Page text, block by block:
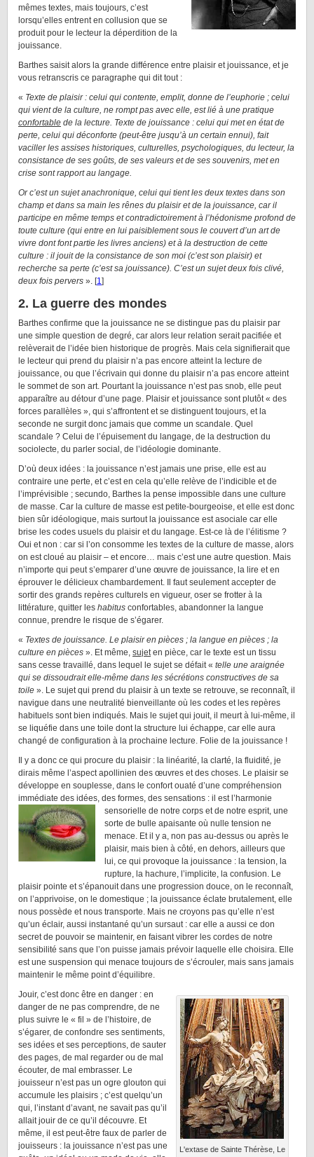
mêmes textes, mais toujours, c’est
lorsqu’elles entrent en collusion que se
produit pour le lecteur la déperdition de la
jouissance.
Barthes saisit alors la grande différence entre plaisir et jouissance, et je
vous retranscris ce paragraphe qui dit tout :
« Texte de plaisir : celui qui contente, emplit, donne de l’euphorie ; celui
qui vient de la culture, ne rompt pas avec elle, est lié à une pratique
confortable de la lecture. Texte de jouissance : celui qui met en état de
perte, celui qui déconforte (peut-être jusqu’à un certain ennui), fait
vaciller les assises historiques, culturelles, psychologiques, du lecteur, la
consistance de ses goûts, de ses valeurs et de ses souvenirs, met en
crise sont rapport au langage.
Or c’est un sujet anachronique, celui qui tient les deux textes dans son
champ et dans sa main les rênes du plaisir et de la jouissance, car il
participe en même temps et contradictoirement à l’hédonisme profond de
toute culture (qui entre en lui paisiblement sous le couvert d’un art de
vivre dont font partie les livres anciens) et à la destruction de cette
culture : il jouit de la consistance de son moi (c’est son plaisir) et
recherche sa perte (c’est sa jouissance). C’est un sujet deux fois clivé,
deux fois pervers ». [1]
2. La guerre des mondes
Barthes confirme que la jouissance ne se distingue pas du plaisir par
une simple question de degré, car alors leur relation serait pacifiée et
relèverait de l’idée bien historique de progrès. Mais cela signifierait que
le lecteur qui prend du plaisir n’a pas encore atteint la lecture de
jouissance, ou que l’écrivain qui donne du plaisir n’a pas encore atteint
le sommet de son art. Pourtant la jouissance n’est pas snob, elle peut
apparaître au détour d’une page. Plaisir et jouissance sont plutôt « des
forces parallèles », qui s’affrontent et se distinguent toujours, et la
seconde ne surgit donc jamais que comme un scandale. Quel
scandale ? Celui de l’épuisement du langage, de la destruction du
sociolecte, du parler social, de l’idéologie dominante.
D’où deux idées : la jouissance n’est jamais une prise, elle est au
contraire une perte, et c’est en cela qu’elle relève de l’indicible et de
l’imprévisible ; secundo, Barthes la pense impossible dans une culture
de masse. Car la culture de masse est petite-bourgeoise, et elle est donc
bien sûr idéologique, mais surtout la jouissance est asociale car elle
brise les codes usuels du plaisir et du langage. Est-ce là de l’élitisme ?
Oui et non : car si l’on consomme les textes de la culture de masse, alors
on est cloué au plaisir – et encore… mais c’est une autre question. Mais
n’importe qui peut s’emparer d’une œuvre de jouissance, la lire et en
éprouver le délicieux chambardement. Il faut seulement accepter de
sortir des grands repères culturels en vigueur, oser se frotter à la
littérature, quitter les habitus confortables, abandonner la langue
connue, prendre le risque de s’égarer.
« Textes de jouissance. Le plaisir en pièces ; la langue en pièces ; la
culture en pièces ». Et même, sujeten pièce, car le texte est un tissu
sans cesse travaillé, dans lequel le sujet se défait « telle une araignée
qui se dissoudrait elle-même dans les sécrétions constructives de sa
toile ». Le sujet qui prend du plaisir à un texte se retrouve, se reconnaît, il
navigue dans une neutralité bienveillante où les codes et les repères
habituels sont bien indiqués. Mais le sujet qui jouit, il meurt à lui-même, il
se liquéfie dans une toile dont la structure lui échappe, car elle aura
changé de configuration à la prochaine lecture. Folie de la jouissance !
Il y a donc ce qui procure du plaisir : la linéarité, la clarté, la fluidité, je
dirais même l’aspect apollinien des œuvres et des choses. Le plaisir se
développe en souplesse, dans le confort ouaté d’une compréhension
immédiate des idées, des formes, des sensations : il est l’harmonie
sensorielle de notre corps et de notre esprit, une
sorte de bulle apaisante où nulle tension ne
menace. Et il y a, non pas au-dessus ou après le
plaisir, mais bien à côté, en dehors, ailleurs que
lui, ce qui provoque la jouissance : la tension, la
rupture, la hachure, l’implicite, la confusion. Le
plaisir pointe et s’épanouit dans une progression douce, on le reconnaît,
on l’apprivoise, on le domestique ; la jouissance éclate brutalement, elle
nous possède et nous transporte. Mais ne croyons pas qu’elle n’est
qu’un éclair, aussi instantané qu’un sursaut : car elle a aussi ce don
secret de pouvoir se maintenir, en faisant vibrer les cordes de notre
sensibilité sans que l’on puisse jamais prévoir laquelle elle choisira. Elle
est une suspension qui menace toujours de s’écrouler, mais sans jamais
maintenir le même point d’équilibre.
L'extase de Sainte Thérèse, Le
Jouir, c’est donc être en danger : en
danger de ne pas comprendre, de ne
plus suivre le « fil » de l’histoire, de
s’égarer, de confondre ses sentiments,
ses idées et ses perceptions, de sauter
des pages, de mal regarder ou de mal
écouter, de mal embrasser. Le
jouisseur n’est pas un ogre glouton qui
accumule les plaisirs ; c’est quelqu’un
qui, l’instant d’avant, ne savait pas qu’il
allait jouir de ce qu’il découvre. Et
même, il est peut-être faux de parler de
jouisseurs : la jouissance n’est pas une